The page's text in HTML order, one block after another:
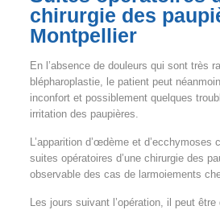
chirurgie des
Montpellier
En l’absence de douleurs qui sont très
blépharoplastie, le patient peut
inconfort et possiblement quelques
irritation des paupières.
L’apparition d’œdème et d’ecchymoses
suites opératoires d’une chirurgie des
observable des cas de larmoiements
Les jours suivant l’opération, il peut être